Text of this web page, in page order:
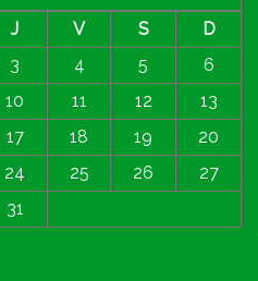
J V S
D
3 4 5
6
10 11 12
13
17 18 19
20
24 25 26
27
31